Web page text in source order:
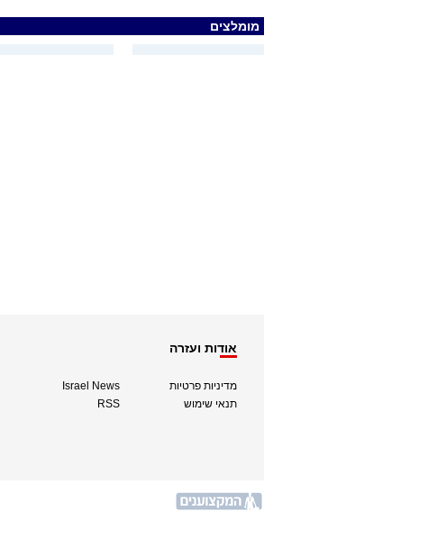
מומלצים
אודות ועזרה
מדיניות פרטיות
תנאי שימוש
Israel News
RSS